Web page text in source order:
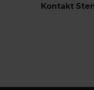
Kontakt